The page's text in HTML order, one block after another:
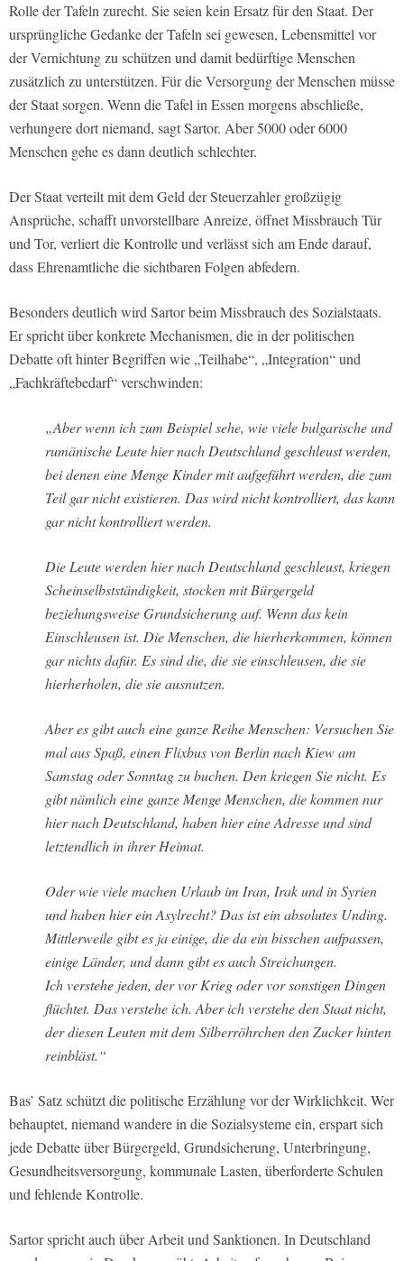
Rolle der Tafeln zurecht. Sie seien kein Ersatz für den Staat. Der
ursprüngliche Gedanke der Tafeln sei gewesen, Lebensmittel vor
der Vernichtung zu schützen und damit bedürftige Menschen
zusätzlich zu unterstützen. Für die Versorgung der Menschen müsse
der Staat sorgen. Wenn die Tafel in Essen morgens abschließe,
verhungere dort niemand, sagt Sartor. Aber 5000 oder 6000
Menschen gehe es dann deutlich schlechter.
Der Staat verteilt mit dem Geld der Steuerzahler großzügig
Ansprüche, schafft unvorstellbare Anreize, öffnet Missbrauch Tür
und Tor, verliert die Kontrolle und verlässt sich am Ende darauf,
dass Ehrenamtliche die sichtbaren Folgen abfedern.
Besonders deutlich wird Sartor beim Missbrauch des Sozialstaats.
Er spricht über konkrete Mechanismen, die in der politischen
Debatte oft hinter Begriffen wie „Teilhabe“, „Integration“ und
„Fachkräftebedarf“ verschwinden:
„Aber wenn ich zum Beispiel sehe, wie viele bulgarische und
rumänische Leute hier nach Deutschland geschleust werden,
bei denen eine Menge Kinder mit aufgeführt werden, die zum
Teil gar nicht existieren. Das wird nicht kontrolliert, das kann
gar nicht kontrolliert werden.
Die Leute werden hier nach Deutschland geschleust, kriegen
Scheinselbstständigkeit, stocken mit Bürgergeld
beziehungsweise Grundsicherung auf. Wenn das kein
Einschleusen ist. Die Menschen, die hierherkommen, können
gar nichts dafür. Es sind die, die sie einschleusen, die sie
hierherholen, die sie ausnutzen.
Aber es gibt auch eine ganze Reihe Menschen: Versuchen Sie
mal aus Spaß, einen Flixbus von Berlin nach Kiew am
Samstag oder Sonntag zu buchen. Den kriegen Sie nicht. Es
gibt nämlich eine ganze Menge Menschen, die kommen nur
hier nach Deutschland, haben hier eine Adresse und sind
letztendlich in ihrer Heimat.
Oder wie viele machen Urlaub im Iran, Irak und in Syrien
und haben hier ein Asylrecht? Das ist ein absolutes Unding.
Mittlerweile gibt es ja einige, die da ein bisschen aufpassen,
einige Länder, und dann gibt es auch Streichungen.
Ich verstehe jeden, der vor Krieg oder vor sonstigen Dingen
flüchtet. Das verstehe ich. Aber ich verstehe den Staat nicht,
der diesen Leuten mit dem Silberröhrchen den Zucker hinten
reinbläst.“
Bas’ Satz schützt die politische Erzählung vor der Wirklichkeit. Wer
behauptet, niemand wandere in die Sozialsysteme ein, erspart sich
jede Debatte über Bürgergeld, Grundsicherung, Unterbringung,
Gesundheitsversorgung, kommunale Lasten, überforderte Schulen
und fehlende Kontrolle.
Sartor spricht auch über Arbeit und Sanktionen. In Deutschland